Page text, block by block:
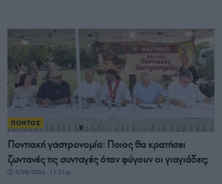
ΠΟΝΤΟΣ
Ποντιακή γαστρονομία: Ποιος θα κρατήσει
ζωντανές τις συνταγές όταν φύγουν οι γιαγιάδες;
5/08/2026 - 11:21πμ